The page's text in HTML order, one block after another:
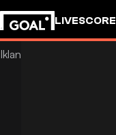
LIVESCORE